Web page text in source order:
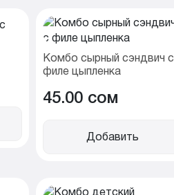
Комбо сырный сэндвич с
филе цыпленка
45.00 cом
Добавить